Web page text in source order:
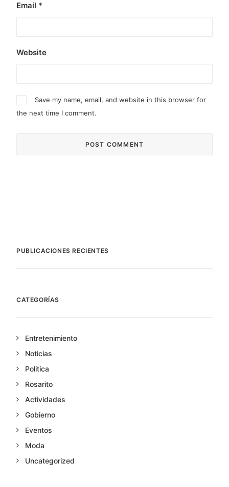
Email *
Website
Save my name, email, and website in this browser for
the next time I comment.
PUBLICACIONES RECIENTES
CATEGORÍAS
Entretenimiento
Noticias
Politica
Rosarito
Actividades
Gobierno
Eventos
Moda
Uncategorized